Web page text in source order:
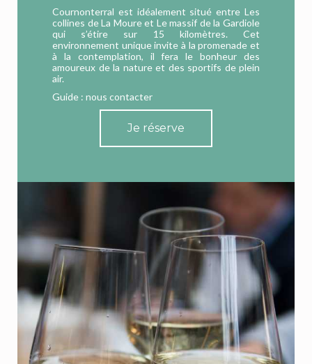
Cournonterral est idéalement situé entre Les
collines de La Moure et Le massif de la Gardiole
qui s’étire sur 15 kilomètres. Cet
environnement unique invite à la promenade et
à la contemplation, il fera le bonheur des
amoureux de la nature et des sportifs de plein
air.
Guide : nous contacter
Je réserve